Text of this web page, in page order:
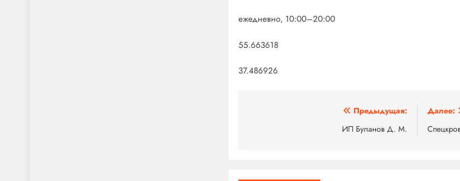
ежедневно, 10:00–20:00
55.663618
37.486926
Предыдущая:
ИП Буланов Д. М.
Далее: